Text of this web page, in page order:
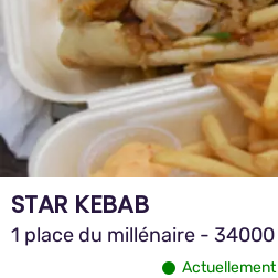
STAR KEBAB
1 place du millénaire -